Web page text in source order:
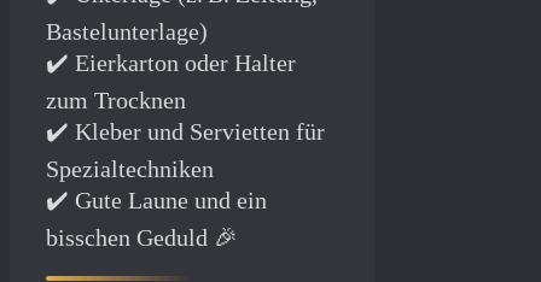
Bastelunterlage)
✔️ Eierkarton oder Halter
zum Trocknen
✔️ Kleber und Servietten für
Spezialtechniken
✔️ Gute Laune und ein
bisschen Geduld 🎉